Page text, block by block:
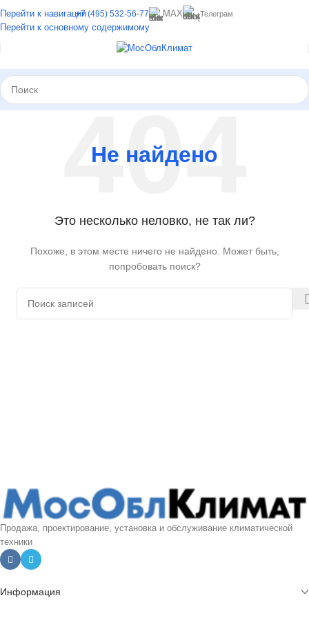
Перейти к навигации
Перейти к основному содержимому
+7 (495) 532-56-77 MAX Телеграм
Не найдено
Это несколько неловко, не так ли?
Похоже, в этом месте ничего не найдено. Может быть,
попробовать поиск?
Продажа, проектирование, установка и обслуживание климатической
техники
Информация